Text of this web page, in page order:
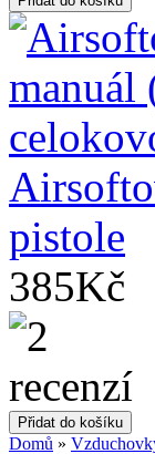
pistole
385Kč
Domů »